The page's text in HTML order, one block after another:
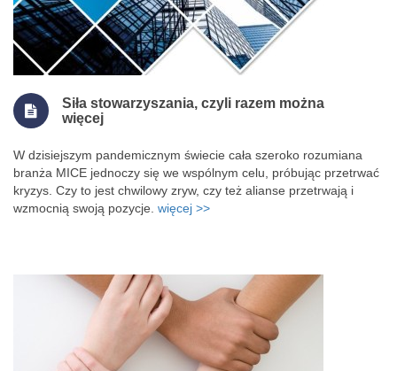
Siła stowarzyszania, czyli razem można
więcej
W dzisiejszym pandemicznym świecie cała szeroko rozumiana
branża MICE jednoczy się we wspólnym celu, próbując przetrwać
kryzys. Czy to jest chwilowy zryw, czy też alianse przetrwają i
wzmocnią swoją pozycje. więcej >>